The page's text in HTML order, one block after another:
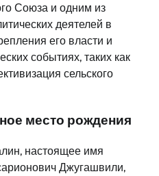
Союза и одним из
деятелей в
его власти и
событиях, таких как
сельского
место рождения
настоящее имя
Джугашвили,